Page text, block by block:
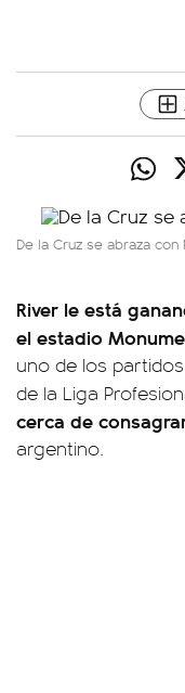
De la Cruz se abraza con
River le está
el estadio
uno de los
de la Liga
cerca de
argentino.